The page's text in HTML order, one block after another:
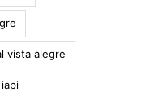
vista alegre